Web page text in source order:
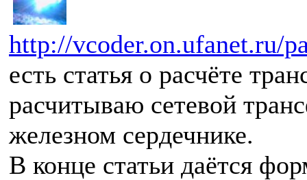
http://vcoder.on.ufanet.ru/
есть статья о расчёте
расчитываю сетевой
железном сердечнике.
В конце статьи даётся